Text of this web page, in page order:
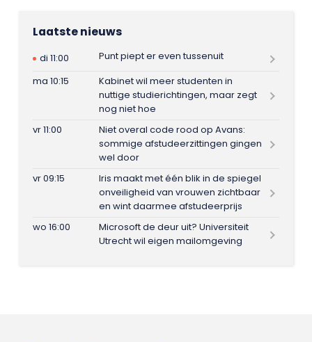
Laatste nieuws
di 11:00
Punt piept er even tussenuit
ma 10:15
Kabinet wil meer studenten in
nuttige studierichtingen, maar zegt
nog niet hoe
vr 11:00
Niet overal code rood op Avans:
sommige afstudeerzittingen gingen
wel door
vr 09:15
Iris maakt met één blik in de spiegel
onveiligheid van vrouwen zichtbaar
en wint daarmee afstudeerprijs
wo 16:00
Microsoft de deur uit? Universiteit
Utrecht wil eigen mailomgeving